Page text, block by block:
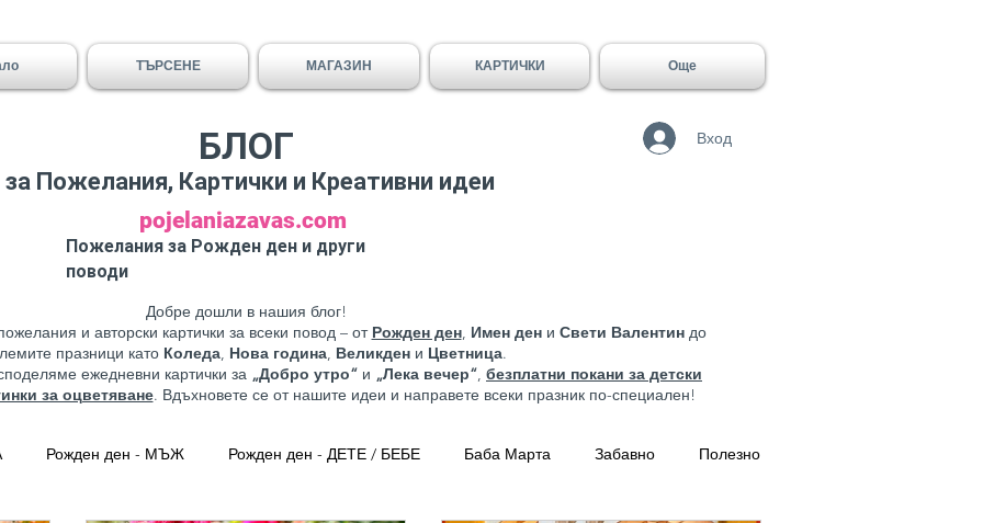
ТЪРСЕНЕ МАГАЗИН КАРТИЧКИ Още
за Пожелания, Картички и Креативни идеи
БЛОГ
pojelaniazavas.com
Пожелания за Рожден ден и други
поводи
Добре дошли в нашия блог!
и авторски картички за всеки повод – от Рожден ден, Имен дени Свети Валентиндо
празници като Коледа, Нова година, Великден и Цветница.
ежедневни картички за „Добро утро“ и „Лека вечер“, безплатни покани за детски
за оцветяване. Вдъхновете се от нашите идеи и направете всеки празник по-специален!
Рожден ден - МЪЖ Рожден ден - ДЕТЕ / БЕБЕ Баба Марта Забавно Полезно
Вход